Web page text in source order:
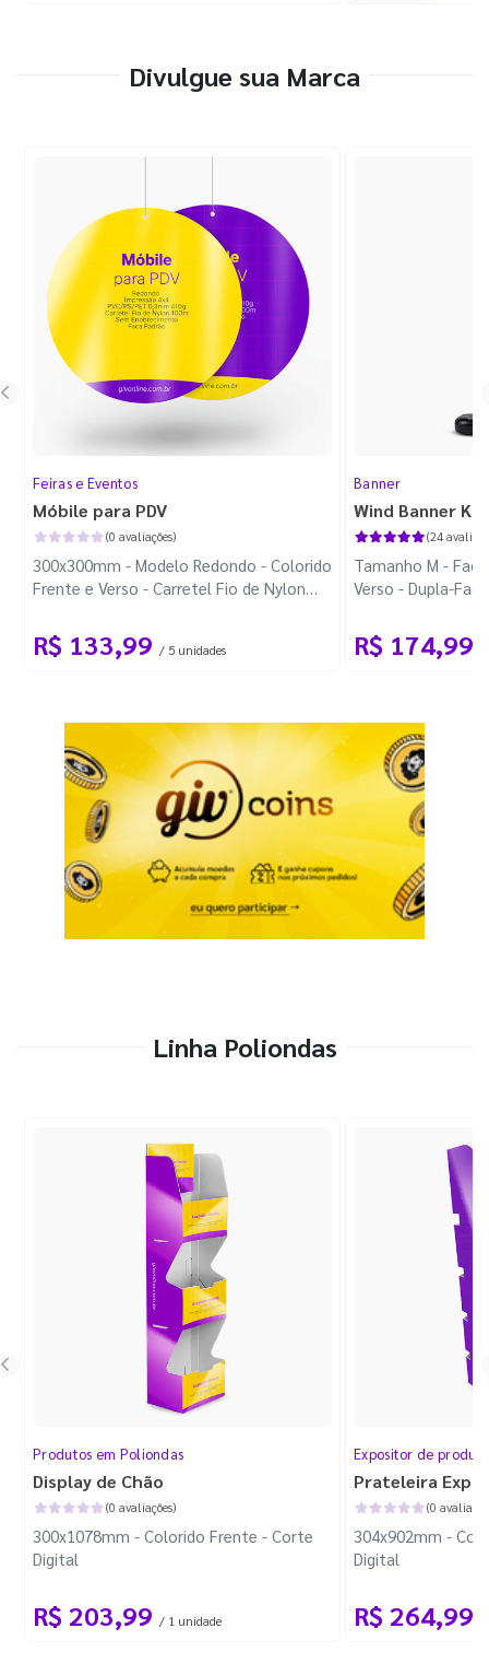
Divulgue sua Marca
Feiras e Eventos
Móbile para PDV
(0 avaliações)
300x300mm - Modelo Redondo - Colorido
Frente e Verso - Carretel Fio de Nylon
R$ 133,99 / 5 unidades
Banner
Wind Banner
(24
Tamanho M -
Verso - Dupla-
R$ 174,99
Linha Poliondas
Produtos em Poliondas
Display de Chão
(0 avaliações)
300x1078mm - Colorido Frente - Corte
Digital
R$ 203,99 / 1 unidade
Expositor de
Prateleira
(0
304x902mm -
Digital
R$ 264,99